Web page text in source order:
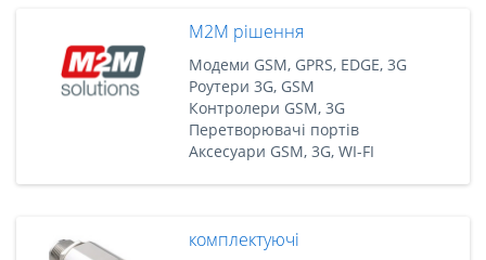
M2M рішення
Модеми GSM, GPRS, EDGE, 3G
Роутери 3G, GSM
Контролери GSM, 3G
Перетворювачі портів
Аксесуари GSM, 3G, WI-FI
комплектуючі